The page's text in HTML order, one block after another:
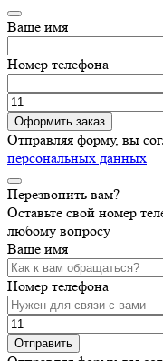
Ваше имя
Номер телефона
Оформить заказ
Отправляя форму, вы
персональных данных
Перезвонить вам?
Оставьте свой номер
любому вопросу
Ваше имя
Номер телефона
Отправить